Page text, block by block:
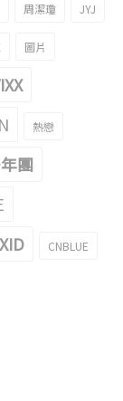
周潔瓊 JYJ
圖片
熱戀
團
CNBLUE